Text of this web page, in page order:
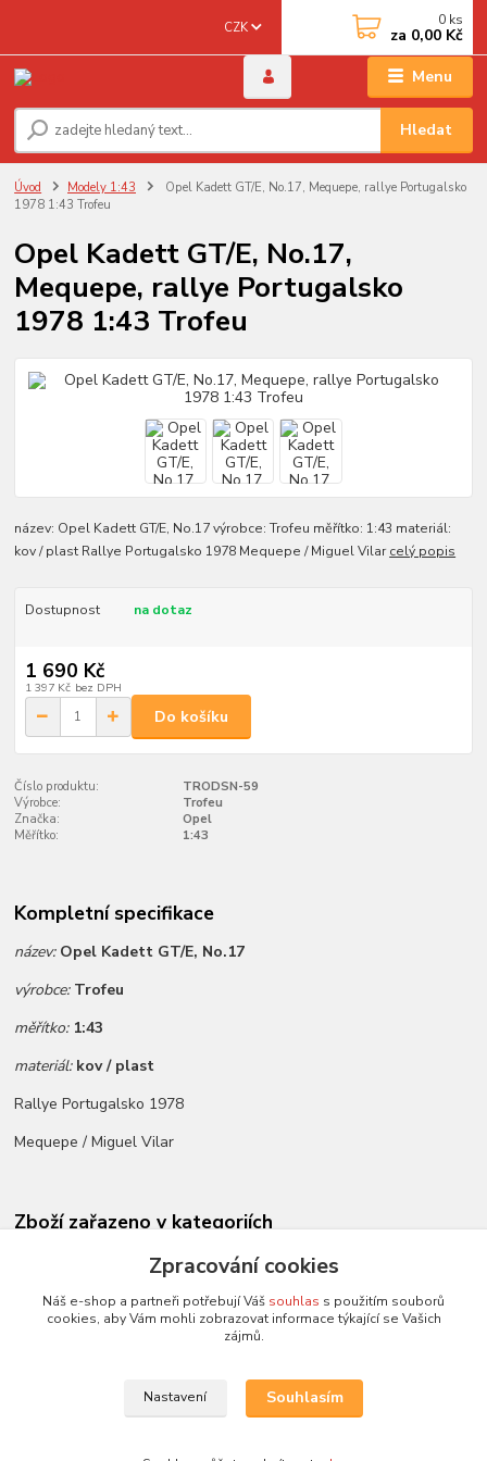
Menu
CZK
Hledat
0 ks
za 0,00 Kč
Úvod Modely 1:43
Opel Kadett GT/E, No.17, Mequepe, rallye Portugalsko
1978 1:43 Trofeu
Opel Kadett GT/E, No.17,
Mequepe, rallye Portugalsko
1978 1:43 Trofeu
název: Opel Kadett GT/E, No.17 výrobce: Trofeu měřítko: 1:43 materiál:
kov / plast Rallye Portugalsko 1978 Mequepe / Miguel Vilarcelý popis
Dostupnost na dotaz
1 690 Kč
1 397 Kč bez DPH
Do košíku
Číslo produktu:
TRODSN-59
Výrobce:
Trofeu
Značka:
Opel
Měřítko:
1:43
Kompletní specifikace
název: Opel Kadett GT/E, No.17
výrobce: Trofeu
měřítko: 1:43
materiál: kov / plast
Rallye Portugalsko 1978
Mequepe / Miguel Vilar
Zboží zařazeno v kategoriích
Novinky dle data přidání
Všechny modely
Modely 1:43
Zpracování cookies
Náš e-shop a partneři potřebují Váš souhlas s použitím souborů
cookies, aby Vám mohli zobrazovat informace týkající se Vašich
zájmů.
Nastavení Souhlasím